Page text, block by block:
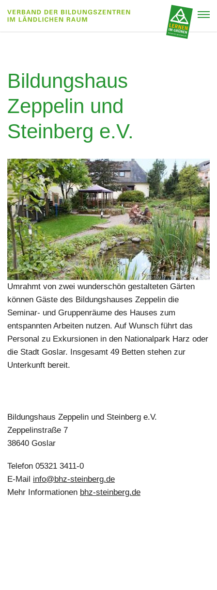
Bildungshaus
Zeppelin und
Steinberg e.V.
Umrahmt von zwei wunderschön gestalteten Gärten
können Gäste des Bildungshauses Zeppelin die
Seminar- und Gruppenräume des Hauses zum
entspannten Arbeiten nutzen. Auf Wunsch führt das
Personal zu Exkursionen in den Nationalpark Harz oder
die Stadt Goslar. Insgesamt 49 Betten stehen zur
Unterkunft bereit.
Bildungshaus Zeppelin und Steinberg e.V.
Zeppelinstraße 7
38640 Goslar
Telefon 05321 3411-0
E-Mail info@bhz-steinberg.de
Mehr Informationen bhz-steinberg.de